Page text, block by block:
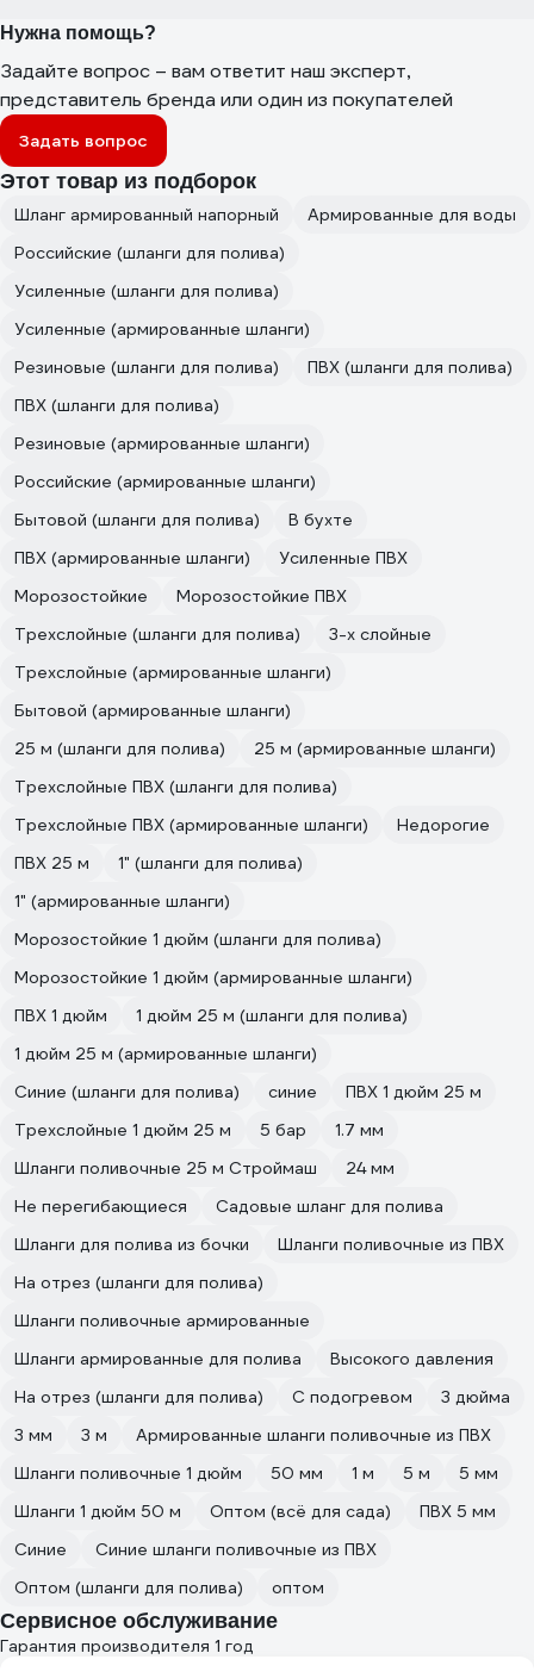
Нужна помощь?
Задайте вопрос – вам ответит наш эксперт,
представитель бренда или один из покупателей
Задать вопрос
Этот товар из подборок
Шланг армированный напорный
Армированные для воды
Российские (шланги для полива)
Усиленные (шланги для полива)
Усиленные (армированные шланги)
Резиновые (шланги для полива)
ПВХ (шланги для полива)
ПВХ (шланги для полива)
Резиновые (армированные шланги)
Российские (армированные шланги)
Бытовой (шланги для полива)
В бухте
ПВХ (армированные шланги)
Усиленные ПВХ
Морозостойкие
Морозостойкие ПВХ
Трехслойные (шланги для полива)
3-х слойные
Трехслойные (армированные шланги)
Бытовой (армированные шланги)
25 м (шланги для полива)
25 м (армированные шланги)
Трехслойные ПВХ (шланги для полива)
Трехслойные ПВХ (армированные шланги)
Недорогие
ПВХ 25 м
1" (шланги для полива)
1" (армированные шланги)
Морозостойкие 1 дюйм (шланги для полива)
Морозостойкие 1 дюйм (армированные шланги)
ПВХ 1 дюйм
1 дюйм 25 м (шланги для полива)
1 дюйм 25 м (армированные шланги)
Синие (шланги для полива)
синие
ПВХ 1 дюйм 25 м
Трехслойные 1 дюйм 25 м
5 бар
1.7 мм
Шланги поливочные 25 м Строймаш
24 мм
Не перегибающиеся
Садовые шланг для полива
Шланги для полива из бочки
Шланги поливочные из ПВХ
На отрез (шланги для полива)
Шланги поливочные армированные
Шланги армированные для полива
Высокого давления
На отрез (шланги для полива)
С подогревом
3 дюйма
3 мм
3 м
Армированные шланги поливочные из ПВХ
Шланги поливочные 1 дюйм
50 мм 1 м 5 м
5 мм
Шланги 1 дюйм 50 м
Оптом (всё для сада)
ПВХ 5 мм
Синие
Синие шланги поливочные из ПВХ
Оптом (шланги для полива)
оптом
Сервисное обслуживание
Гарантия производителя 1 год